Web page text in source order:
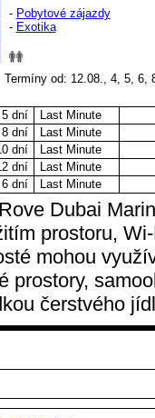
- Pobytové zájazdy
- Exotika
Termíny od: 12.08., 4, 5, 6,
5 dní
Last Minute
8 dní
Last Minute
dní
Last Minute
dní
Last Minute
6 dní Last Minute
Dubai
prostoru,
mohou
prostory,
čerstvého